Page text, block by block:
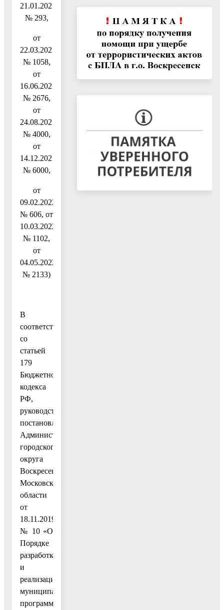
21.01.2021
№ 293,
от
22.03.2021
№ 1058,
от
16.06.2021
№ 2676,
от
24.08.2021
№ 4000,
от
14.12.2021
№ 6000,
от
09.02.2022
№ 606, от
10.03.2022
№ 1102,
от
04.05.2022
№ 2133)
В
соответствии
со
статьей
179
Бюджетного
кодекса
РФ,
руководствуясь
постановлением
Администрации
городского
округа
Воскресенск
Московской
области
от
18.11.2019
№ 10 «О
Порядке
разработки
и
реализации
муниципальных
программ